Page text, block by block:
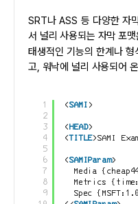
SRT나 ASS 등 다양한 자막 포맷이 있지만, 여전히 우리나라에
서 널리 사용되는 자막 포맷
태생적인 기능의 한계나
고, 워낙에 널리 사용되어
1
2
3
4
5
6
7
8
9
<SAMI >
<HEAD>
<TITLE>SAMI
<SAMIParam>
Media
Metrics
Spec